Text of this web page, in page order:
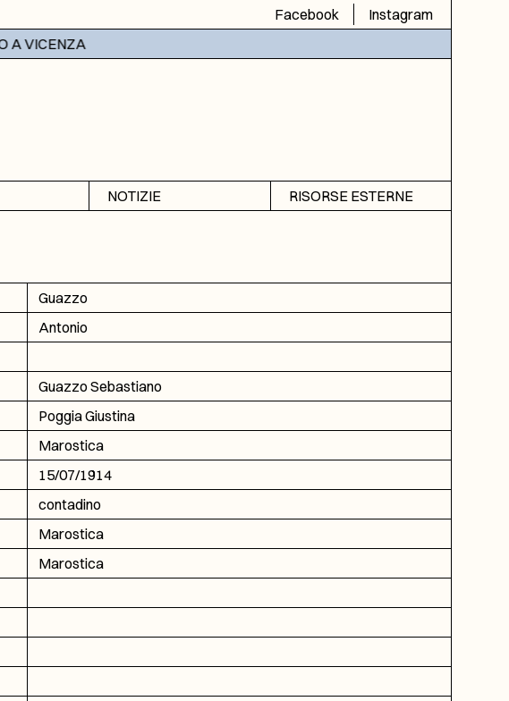
Facebook
Instagram
NOTIZIE
RISORSE ESTERNE
DGA
ICAR
Guazzo
Antonio
Guazzo Sebastiano
Poggia Giustina
Marostica
15/07/1914
contadino
Marostica
Marostica